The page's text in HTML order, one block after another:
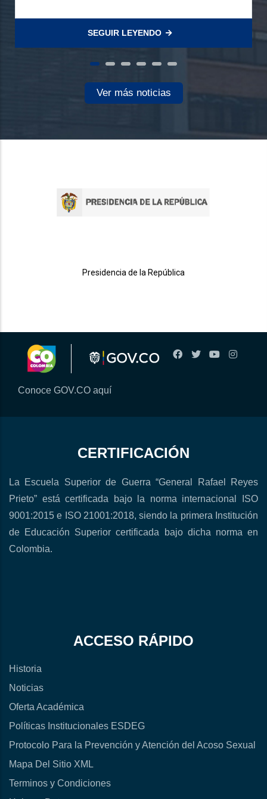
SEGUIR LEYENDO
Ver más noticias
Presidencia de la República
Conoce GOV.CO aquí
CERTIFICACIÓN
La Escuela Superior de Guerra “General Rafael Reyes
Prieto” está certificada bajo la norma internacional ISO
9001:2015 e ISO 21001:2018, siendo la primera Institución
de Educación Superior certificada bajo dicha norma en
Colombia.
ACCESO RÁPIDO
Historia
Noticias
Oferta Académica
Políticas Institucionales ESDEG
Protocolo Para la Prevención y Atención del Acoso Sexual
Mapa Del Sitio XML
Terminos y Condiciones